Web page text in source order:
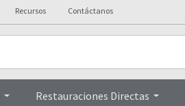
Recursos Contáctanos
Restauraciones Directas